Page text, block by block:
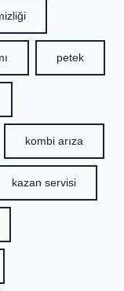
petek
kombi arıza
kazan servisi